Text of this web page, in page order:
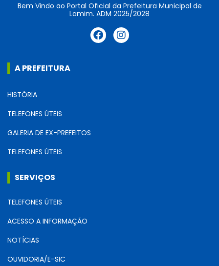
Bem Vindo ao Portal Oficial da Prefeitura Municipal de
Lamim. ADM 2025/2028
A PREFEITURA
HISTÓRIA
TELEFONES ÚTEIS
GALERIA DE EX-PREFEITOS
TELEFONES ÚTEIS
SERVIÇOS
TELEFONES ÚTEIS
ACESSO A INFORMAÇÃO
NOTÍCIAS
OUVIDORIA/E-SIC